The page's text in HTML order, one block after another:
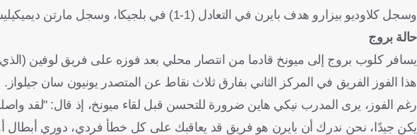
وسجل كلاوديو بيزارو هدف بايرن في التعادل (1-1) في بلجيكا، وسجل مارتن ديميكيليس الهدف الوحيد في مباراة الفوز في ميونخ.
حالة بروج
هذا الفوز الفريق في المركز الثاني بفارق ثلاث نقاط عن المتصدر يونيون سان جيلواز.
رغم الفوز، يرى المدرب نيكي هاين ضرورة للتحسن قبل لقاء ميونخ، إذ قال: "لقد
يكن جيدًا، نحن ندرك أن بايرن هو فريق قد يعاقبك على كل خطأ فردي، دوري أبطال